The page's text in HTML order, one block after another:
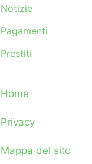
Notizie
Pagamenti
Prestiti
Home
Privacy
Mappa del sito